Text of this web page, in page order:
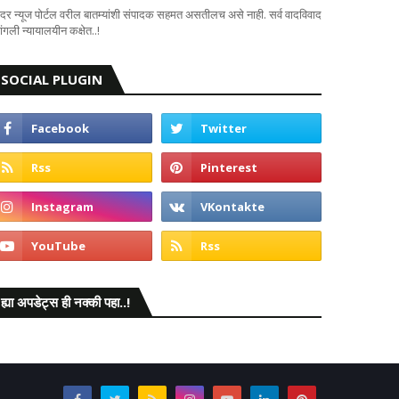
न्यूज पोर्टल वरील बातम्यांशी संपादक सहमत असतीलच असे नाही. सर्व वादविवाद
न्यायालयीन कक्षेत..!
SOCIAL PLUGIN
ह्या अपडेट्स ही नक्की पहा..!